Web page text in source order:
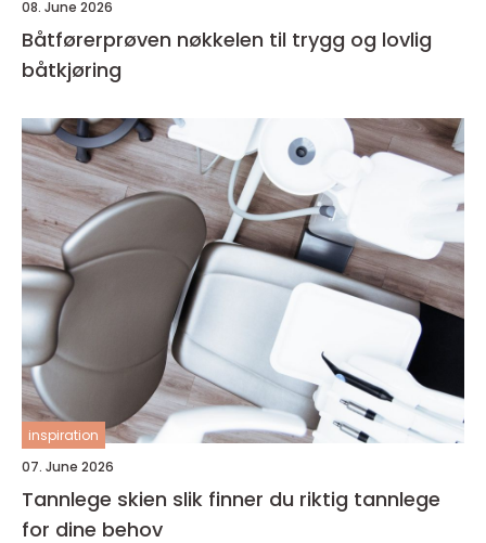
08. June 2026
Båtførerprøven nøkkelen til trygg og lovlig
båtkjøring
inspiration
07. June 2026
Tannlege skien slik finner du riktig tannlege
for dine behov